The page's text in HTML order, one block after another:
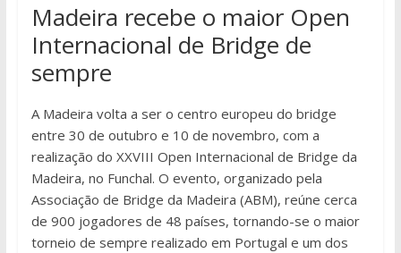
Madeira recebe o maior Open
Internacional de Bridge de
sempre
A Madeira volta a ser o centro europeu do bridge
entre 30 de outubro e 10 de novembro, com a
realização do XXVIII Open Internacional de Bridge da
Madeira, no Funchal. O evento, organizado pela
Associação de Bridge da Madeira (ABM), reúne cerca
de 900 jogadores de 48 países, tornando-se o maior
torneio de sempre realizado em Portugal e um dos